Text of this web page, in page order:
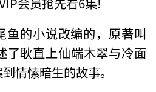
鱼的小说改编的，原著叫
了耿直上仙端木翠与冷面
情愫暗生的故事。